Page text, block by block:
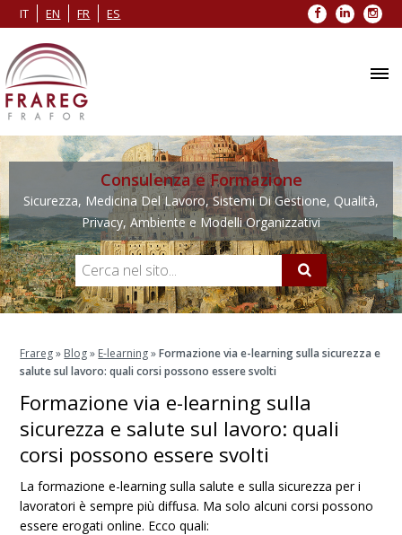
IT EN FR ES Facebook
LinkedIn
Consulenza e Formazione
Sicurezza, Medicina Del Lavoro, Sistemi Di Gestione, Qualità,
Privacy, Ambiente e Modelli Organizzativi
Frareg» Blog» E-learning»Formazione via e-learning sulla sicurezza e
salute sul lavoro: quali corsi possono essere svolti
Formazione via e-learning sulla
sicurezza e salute sul lavoro: quali
corsi possono essere svolti
La formazione e-learning sulla salute e sulla sicurezza per i
lavoratori è sempre più diffusa. Ma solo alcuni corsi possono
essere erogati online. Ecco quali: